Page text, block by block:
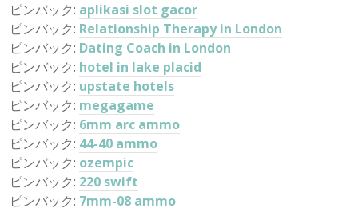
ピンバック: aplikasi slot gacor
ピンバック: Relationship Therapy in London
ピンバック: Dating Coach in London
ピンバック: hotel in lake placid
ピンバック: upstate hotels
ピンバック: megagame
ピンバック: 6mm arc ammo
ピンバック: 44-40 ammo
ピンバック: ozempic
ピンバック: 220 swift
ピンバック: 7mm-08 ammo